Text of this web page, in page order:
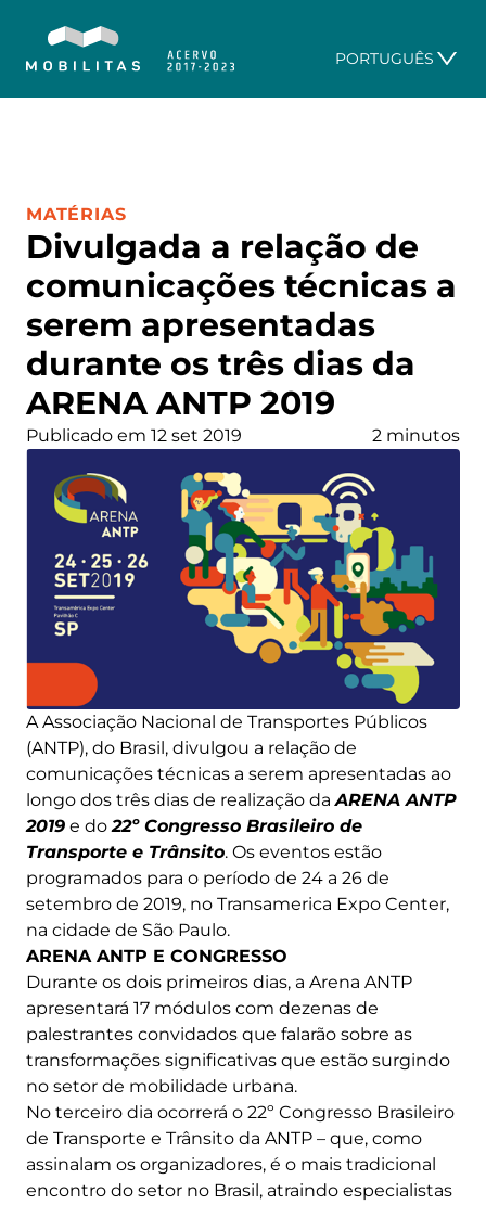
PORTUGUÊS
Divulgada a relação de
comunicações técnicas a
serem apresentadas
durante os três dias da
ARENA ANTP 2019
CATEGORIA:
MATÉRIAS
Publicado em 12 set 2019 2 minutos
A Associação Nacional de Transportes Públicos
(ANTP), do Brasil, divulgou a relação de
comunicações técnicas a serem apresentadas ao
longo dos três dias de realização daARENA ANTP
2019 e do22º Congresso Brasileiro de
Transporte e Trânsito. Os eventos estão
programados para o período de 24 a 26 de
setembro de 2019, no Transamerica Expo Center,
na cidade de São Paulo.
ARENA ANTP E CONGRESSO
Durante os dois primeiros dias, a Arena ANTP
apresentará 17 módulos com dezenas de
palestrantes convidados que falarão sobre as
transformações significativas que estão surgindo
no setor de mobilidade urbana.
No terceiro dia ocorrerá o 22º Congresso Brasileiro
de Transporte e Trânsito da ANTP – que, como
assinalam os organizadores, é o mais tradicional
encontro do setor no Brasil, atraindo especialistas